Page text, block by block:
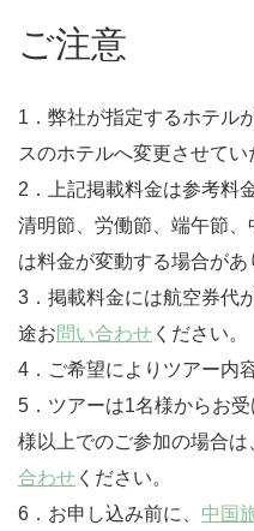
ご注意
1．弊社が指定するホテル
スのホテルへ変更させてい
2．上記掲載料金は参考料
清明節、労働節、端午節
は料金が変動する場合があ
3．掲載料金には航空券代
途お問い合わせ ください。
4．ご希望によりツアー内
5．ツアーは1名様からお
様以上でのご参加の場合
合わせ ください。
6．お申し込み前に、 中国